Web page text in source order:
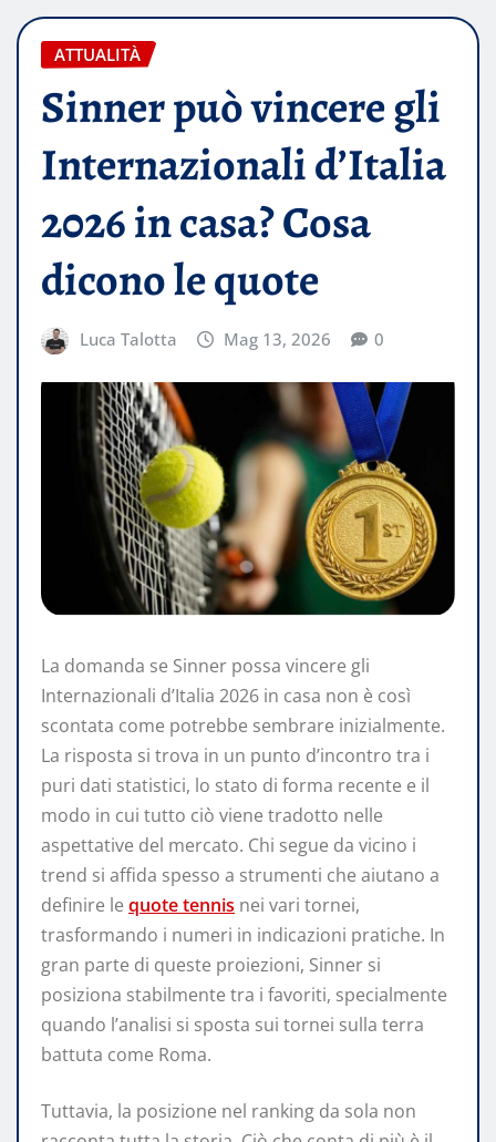
ATTUALITÀ
Sinner può vincere gli
Internazionali d’Italia
2026 in casa? Cosa
dicono le quote
Luca Talotta Mag 13, 2026 0
La domanda se Sinner possa vincere gli
Internazionali d’Italia 2026 in casa non è così
scontata come potrebbe sembrare inizialmente.
La risposta si trova in un punto d’incontro tra i
puri dati statistici, lo stato di forma recente e il
modo in cui tutto ciò viene tradotto nelle
aspettative del mercato. Chi segue da vicino i
trend si affida spesso a strumenti che aiutano a
definire le quote tennis nei vari tornei,
trasformando i numeri in indicazioni pratiche. In
gran parte di queste proiezioni, Sinner si
posiziona stabilmente tra i favoriti, specialmente
quando l’analisi si sposta sui tornei sulla terra
battuta come Roma.
Tuttavia, la posizione nel ranking da sola non